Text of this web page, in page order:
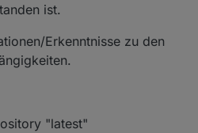
ist.
Erkenntnisse zu den
"latest"